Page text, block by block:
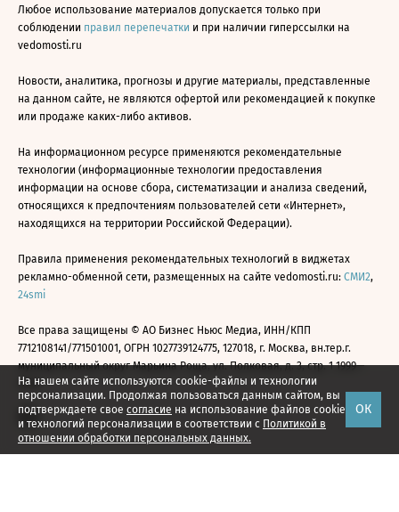
На нашем сайте используются cookie-файлы и технологии
персонализации. Продолжая пользоваться данным сайтом, вы
подтверждаете свое согласие на использование файлов cookie
и технологий персонализации в соответствии с Политикой в
отношении обработки персональных данных.
ОК
Любое использование материалов допускается только при
соблюдении правил перепечатки и при наличии гиперссылки на
vedomosti.ru
Новости, аналитика, прогнозы и другие материалы, представленные
на данном сайте, не являются офертой или рекомендацией к покупке
или продаже каких-либо активов.
На информационном ресурсе применяются рекомендательные
технологии (информационные технологии предоставления
информации на основе сбора, систематизации и анализа сведений,
относящихся к предпочтениям пользователей сети «Интернет»,
находящихся на территории Российской Федерации).
Правила применения рекомендательных технологий в виджетах
рекламно-обменной сети, размещенных на сайте vedomosti.ru: СМИ2,
24smi
Все права защищены © АО Бизнес Ньюс Медиа, ИНН/КПП
7712108141/771501001, ОГРН 1027739124775, 127018, г. Москва, вн.тер.г.
муниципальный округ Марьина Роща, ул. Полковая, д. 3, стр. 1 1999—
2026